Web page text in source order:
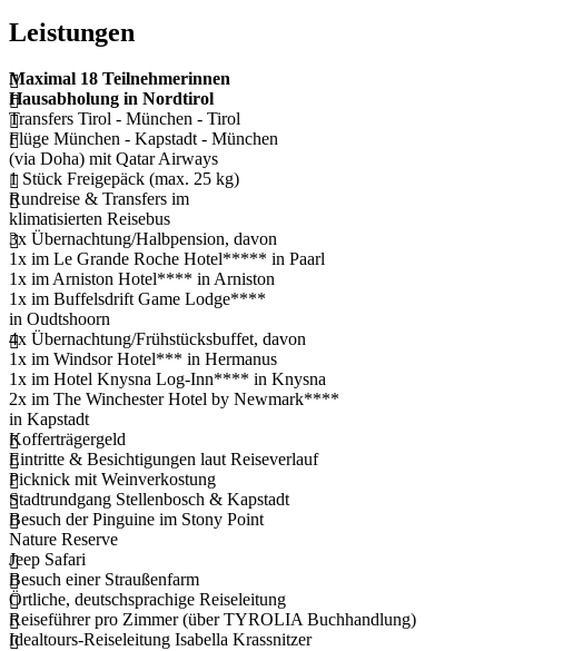
Leistungen
Maximal 18 Teilnehmerinnen
Hausabholung in Nordtirol
Transfers Tirol - München - Tirol
Flüge München - Kapstadt - München
(via Doha) mit Qatar Airways
1 Stück Freigepäck (max. 25 kg)
Rundreise & Transfers im
klimatisierten Reisebus
3x Übernachtung/Halbpension, davon
1x im Le Grande Roche Hotel***** in Paarl
1x im Arniston Hotel**** in Arniston
1x im Buffelsdrift Game Lodge****
in Oudtshoorn
4x Übernachtung/Frühstücksbuffet, davon
1x im Windsor Hotel*** in Hermanus
1x im Hotel Knysna Log-Inn**** in Knysna
2x im The Winchester Hotel by Newmark****
in Kapstadt
Kofferträgergeld
Eintritte & Besichtigungen laut Reiseverlauf
Picknick mit Weinverkostung
Stadtrundgang Stellenbosch & Kapstadt
Besuch der Pinguine im Stony Point
Nature Reserve
Jeep Safari
Besuch einer Straußenfarm
Örtliche, deutschsprachige Reiseleitung
Reiseführer pro Zimmer (über TYROLIA Buchhandlung)
Idealtours-Reiseleitung Isabella Krassnitzer